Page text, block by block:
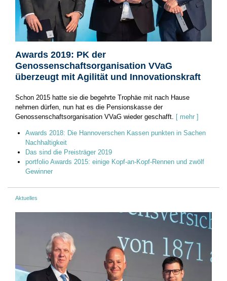
Awards 2019: PK der
Genossenschaftsorganisation VVaG
überzeugt mit Agilität und Innovationskraft
Schon 2015 hatte sie die begehrte Trophäe mit nach Hause
nehmen dürfen, nun hat es die Pensionskasse der
Genossenschaftsorganisation­ VVaG wieder geschafft. [ mehr ]
Awards 2018: Die Hannoverschen Kassen punkten in Sachen
Nachhaltigkeit
Das sind die Preisträger 2019
portfolio Awards 2015: einige Kopf-an-Kopf-Rennen und zwölf
Gewinner
Aktuelles